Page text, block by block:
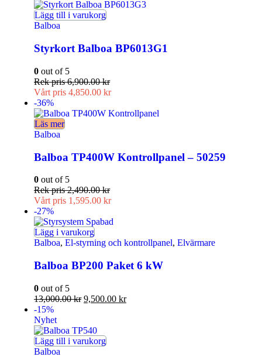
Lägg till i varukorg
Balboa
Styrkort Balboa BP6013G1
0 out of 5
Rek pris6,900.00kr
Vårt pris 4,850.00 kr
-36%
Läs mer
Balboa
Balboa TP400W Kontrollpanel – 50259
0 out of 5
Rek pris2,490.00kr
Vårt pris 1,595.00 kr
-27%
Lägg i varukorg
Balboa, El-styrning och kontrollpanel, Elvärmare
Balboa BP200 Paket 6 kW
0 out of 5
13,000.00kr 9,500.00 kr
-15%
Nyhet
Lägg till i varukorg
Balboa